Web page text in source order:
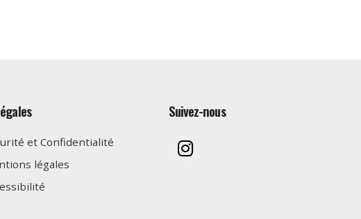
et Confidentialité
légales
Suivez-nous